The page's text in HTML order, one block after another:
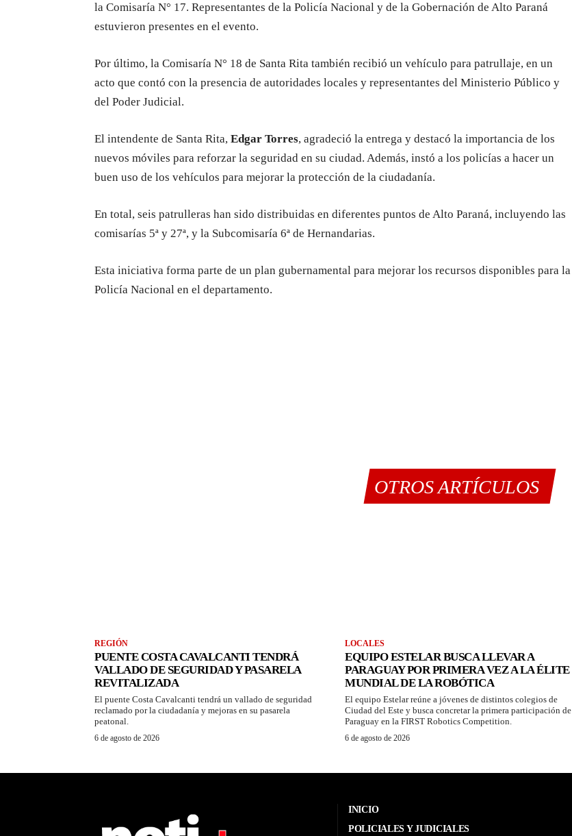
la Comisaría N° 17. Representantes de la Policía Nacional y de la Gobernación de Alto Paraná
estuvieron presentes en el evento.
Por último, la Comisaría N° 18 de Santa Rita también recibió un vehículo para patrullaje, en un
acto que contó con la presencia de autoridades locales y representantes del Ministerio Público y
del Poder Judicial.
El intendente de Santa Rita, Edgar Torres, agradeció la entrega y destacó la importancia de los
nuevos móviles para reforzar la seguridad en su ciudad. Además, instó a los policías a hacer un
buen uso de los vehículos para mejorar la protección de la ciudadanía.
En total, seis patrulleras han sido distribuidas en diferentes puntos de Alto Paraná, incluyendo las
comisarías 5ª y 27ª, y la Subcomisaría 6ª de Hernandarias.
Esta iniciativa forma parte de un plan gubernamental para mejorar los recursos disponibles para la
Policía Nacional en el departamento.
OTROS ARTÍCULOS
REGIÓN
PUENTE COSTA CAVALCANTI TENDRÁ
VALLADO DE SEGURIDAD Y PASARELA
REVITALIZADA
El puente Costa Cavalcanti tendrá un vallado de seguridad
reclamado por la ciudadanía y mejoras en su pasarela
peatonal.
6 de agosto de 2026
LOCALES
EQUIPO ESTELAR BUSCA LLEVAR A
PARAGUAY POR PRIMERA VEZ A LA ÉLITE
MUNDIAL DE LA ROBÓTICA
El equipo Estelar reúne a jóvenes de distintos colegios de
Ciudad del Este y busca concretar la primera participación de
Paraguay en la FIRST Robotics Competition.
6 de agosto de 2026
INICIO
POLICIALES Y JUDICIALES